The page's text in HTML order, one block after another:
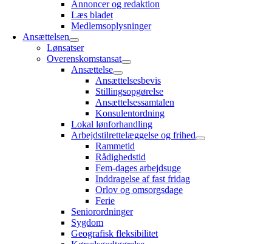
Annoncer og redaktion
Læs bladet
Medlemsoplysninger
Ansættelsen
Lønsatser
Overenskomstansat
Ansættelse
Ansættelsesbevis
Stillingsopgørelse
Ansættelsessamtalen
Konsulentordning
Lokal lønforhandling
Arbejdstilrettelæggelse og frihed
Rammetid
Rådighedstid
Fem-dages arbejdsuge
Inddragelse af fast fridag
Orlov og omsorgsdage
Ferie
Seniorordninger
Sygdom
Geografisk fleksibilitet